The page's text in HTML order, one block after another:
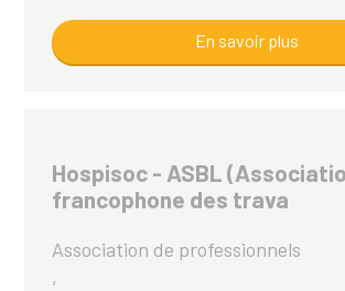
En savoir plus
Hospisoc - ASBL
francophone des trava
Association de professionnels
,